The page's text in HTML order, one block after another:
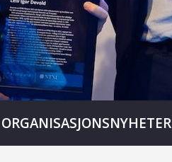
ORGANISASJONSNYHETER